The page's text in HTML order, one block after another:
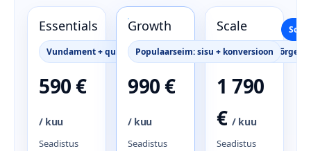
Essentials
Vundament + quick win’id
590 €
/ kuu
Seadistus
Growth
Populaarseim: sisu + konversioon
990 €
/ kuu
Seadistus
Scale
Multi-turg / kõrge
1 790
€/ kuu
Seadistus